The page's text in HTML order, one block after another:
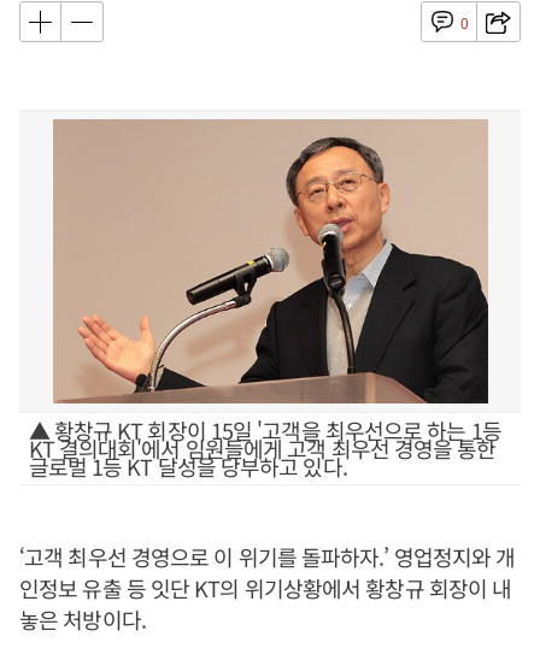
0
▲ 황창규 KT 회장이 15일 '고객을 최우선으로 하는 1등
KT 결의대회'에서 임원들에게 고객 최우선 경영을 통한
글로벌 1등 KT 달성을 당부하고 있다.
‘고객 최우선 경영으로 이 위기를 돌파하자.’ 영업정지와 개
인정보 유출 등 잇단 KT의 위기상황에서 황창규 회장이 내
놓은 처방이다.